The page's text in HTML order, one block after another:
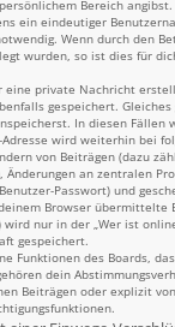
Bereich angibst.
ein eindeutiger
Wenn durch den
wurden, so ist dies für
eine private Nachricht
gespeichert.
In diesen Fällen
wird weiterhin bei
von Beiträgen (dazu
Änderungen an zentralen
Passwort) und
Browser übermittelte
wird nur in der „Wer ist
gespeichert.
Funktionen des Boards,
dein
Beiträgen oder explizit